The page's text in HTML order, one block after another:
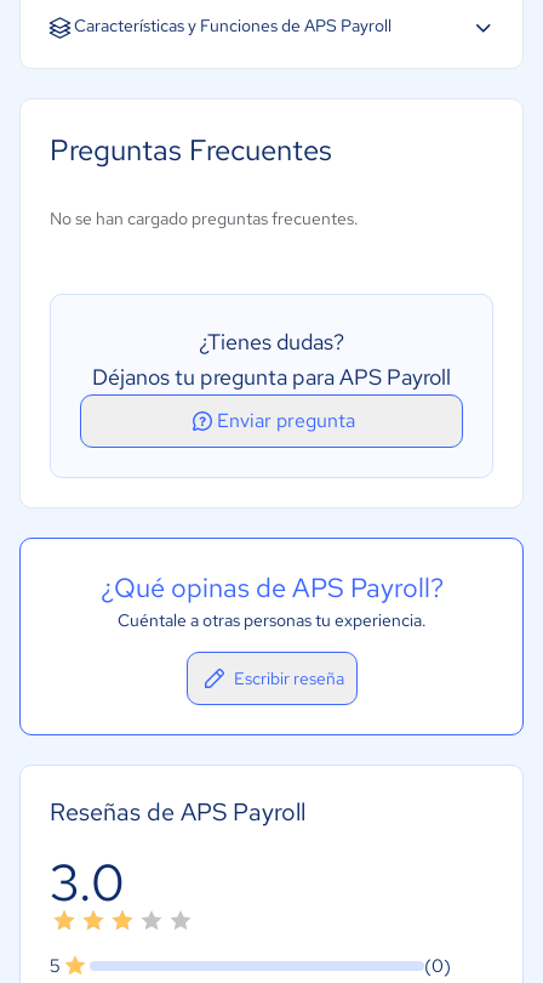
Inglés
Características y Funciones de APS Payroll
Alerta de pago para empleados
Conciliación bancaria
Preguntas Frecuentes
No se han cargado preguntas frecuentes.
¿Tienes dudas?
Déjanos tu pregunta para APS Payroll
Enviar pregunta
¿Qué opinas de APS Payroll?
Cuéntale a otras personas tu experiencia.
Escribir reseña
Reseñas de APS Payroll
3.0
5
(0)